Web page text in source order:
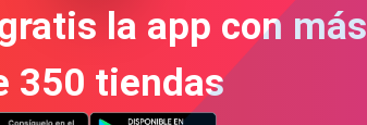
la app con más
350 tiendas